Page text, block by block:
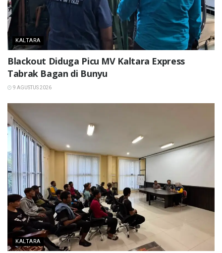
KALTARA
Blackout Diduga Picu MV Kaltara Express
Tabrak Bagan di Bunyu
9 AGUSTUS 2026
KALTARA